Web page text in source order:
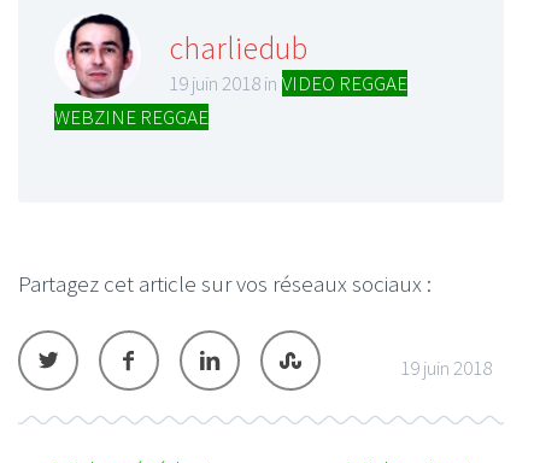
charliedub
19 juin 2018 in VIDEO REGGAE
WEBZINE REGGAE
Partagez cet article sur vos réseaux sociaux :
19 juin 2018